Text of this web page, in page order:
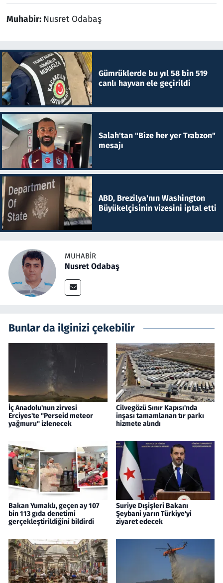
Muhabir: Nusret Odabaş
Gümrüklerde bu yıl 58 bin 519
canlı hayvan ele geçirildi
Salah'tan "Bize her yer Trabzon"
mesajı
ABD, Brezilya'nın Washington
Büyükelçisinin vizesini iptal etti
MUHABIR
Nusret Odabaş
Bunlar da ilginizi çekebilir
İç Anadolu'nun zirvesi
Erciyes'te "Perseid meteor
yağmuru" izlenecek
Cilvegözü Sınır Kapısı'nda
inşası tamamlanan tır parkı
hizmete alındı
Bakan Yumaklı, geçen ay 107
bin 113 gıda denetimi
gerçekleştirildiğini bildirdi
Suriye Dışişleri Bakanı
Şeybani yarın Türkiye'yi
ziyaret edecek